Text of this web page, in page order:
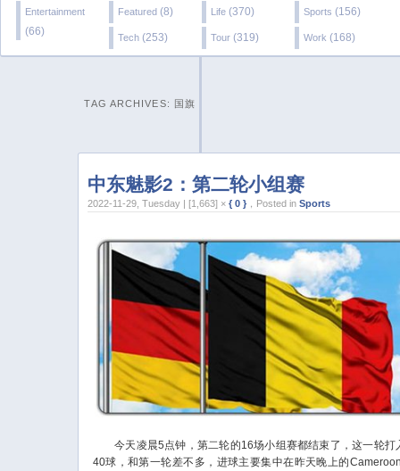
Entertainment
(66)
Featured (8) Life (370) Sports (156)
Tech (253) Tour (319) Work (168)
TAG ARCHIVES: 国旗
中东魅影2：第二轮小组赛
2022-11-29, Tuesday | [1,663] ×{ 0 } ，Posted inSports
今天凌晨5点钟，第二轮的16场小组赛都结束了，这一轮打
40球，和第一轮差不多，进球主要集中在昨天晚上的